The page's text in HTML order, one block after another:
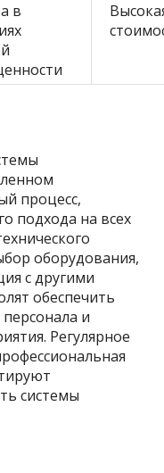
в
процесс,
подхода на всех
оборудования,
с другими
обеспечить
и
Регулярное
системы